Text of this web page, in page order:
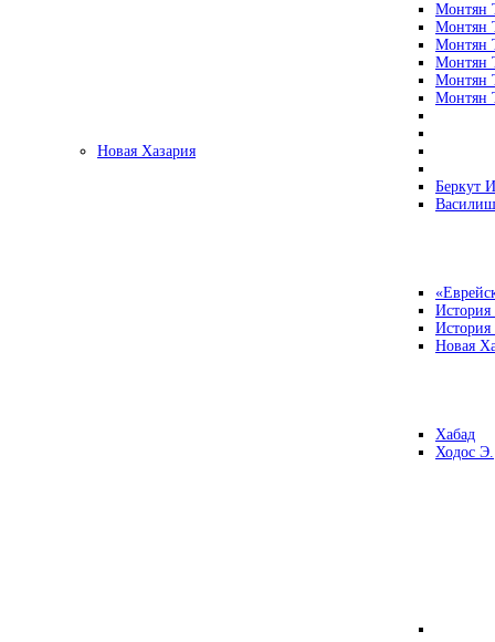
Монтян
Монтян
Монтян
Монтян
Монтян
Монтян
Новая Хазария
Беркут
Новая
Хабад
Ходос Э.